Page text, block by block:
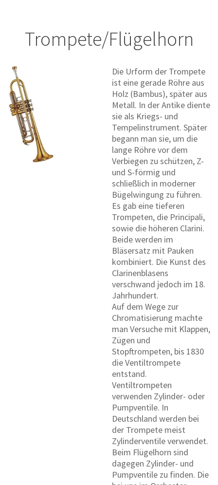
Trompete/Flügelhorn
Die Urform der Trompete
ist eine gerade Röhre aus
Holz (Bambus), später aus
Metall. In der Antike diente
sie als Kriegs- und
Tempelinstrument. Später
begann man sie, um die
lange Röhre vor dem
Verbiegen zu schützen, Z-
und S-förmig und
schließlich in moderner
Bügelwingung zu führen.
Es gab eine tieferen
Trompeten, die Principali,
sowie die höheren Clarini.
Beide werden im
Bläsersatz mit Pauken
kombiniert. Die Kunst des
Clarinenblasens
verschwand jedoch im 18.
Jahrhundert.
Auf dem Wege zur
Chromatisierung machte
man Versuche mit Klappen,
Zügen und
Stopftrompeten, bis 1830
die Ventiltrompete
entstand.
Ventiltrompeten
verwenden Zylinder- oder
Pumpventile. In
Deutschland werden bei
der Trompete meist
Zylinderventile verwendet.
Beim Flügelhorn sind
dagegen Zylinder- und
Pumpventile zu finden. Die